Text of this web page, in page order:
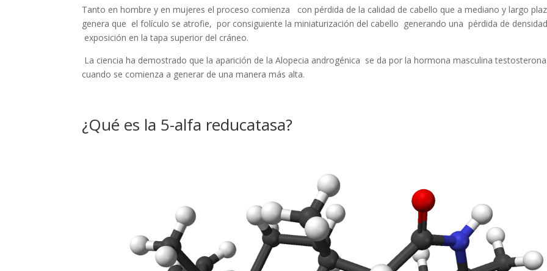
Tanto en hombre y en mujeres el proceso comienza con pérdida de la calidad de cabello que a mediano y largo
genera que el folículo se atrofie, por consiguiente la miniaturización del cabello generando una pérdida de
exposición en la tapa superior del cráneo.
La ciencia ha demostrado que la aparición de la Alopecia androgénica se da por la hormona masculina testosterona
cuando se comienza a generar de una manera más alta.
¿Qué es la 5-alfa reducatasa?